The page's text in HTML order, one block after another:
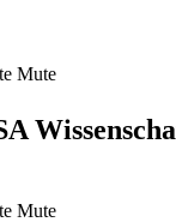
Mute
Mute